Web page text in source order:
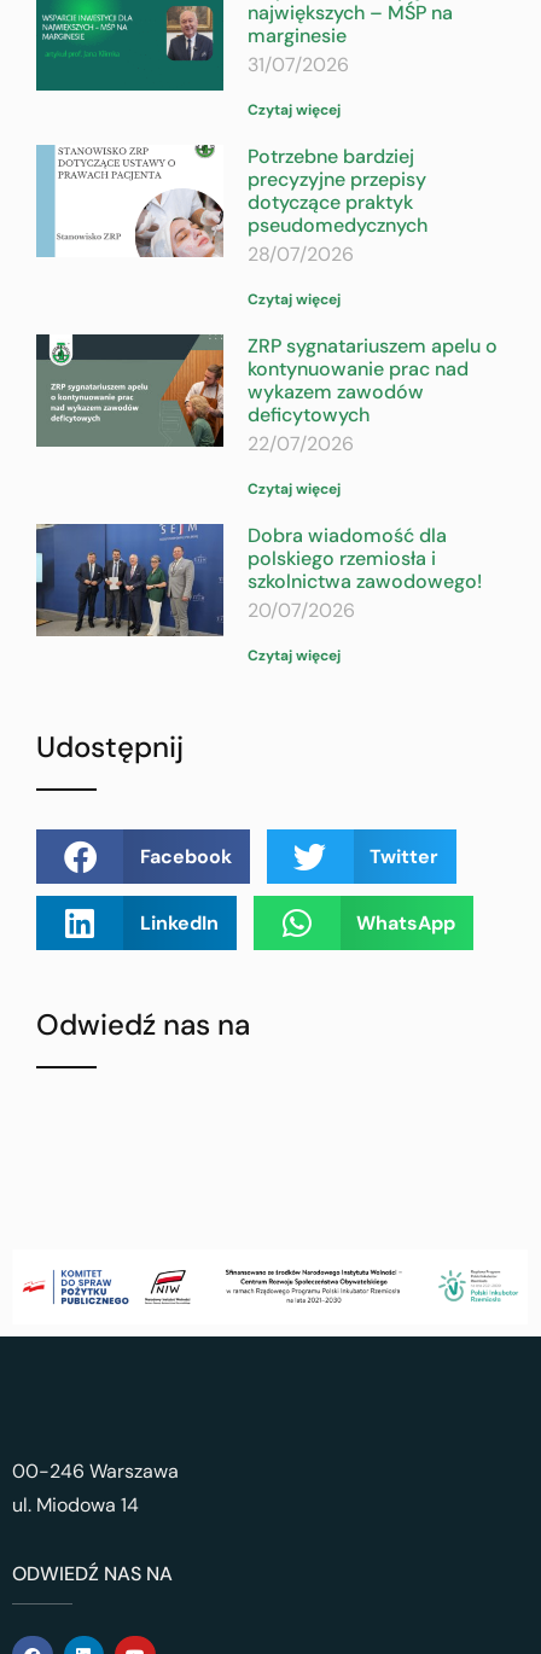
największych – MŚP na
marginesie
31/07/2026
Czytaj więcej
Potrzebne bardziej
precyzyjne przepisy
dotyczące praktyk
pseudomedycznych
28/07/2026
Czytaj więcej
ZRP sygnatariuszem apelu o
kontynuowanie prac nad
wykazem zawodów
deficytowych
22/07/2026
Czytaj więcej
Dobra wiadomość dla
polskiego rzemiosła i
szkolnictwa zawodowego!
20/07/2026
Czytaj więcej
Udostępnij
Facebook Twitter
LinkedIn WhatsApp
Odwiedź nas na
00-246 Warszawa
ul. Miodowa 14
ODWIEDŹ NAS NA